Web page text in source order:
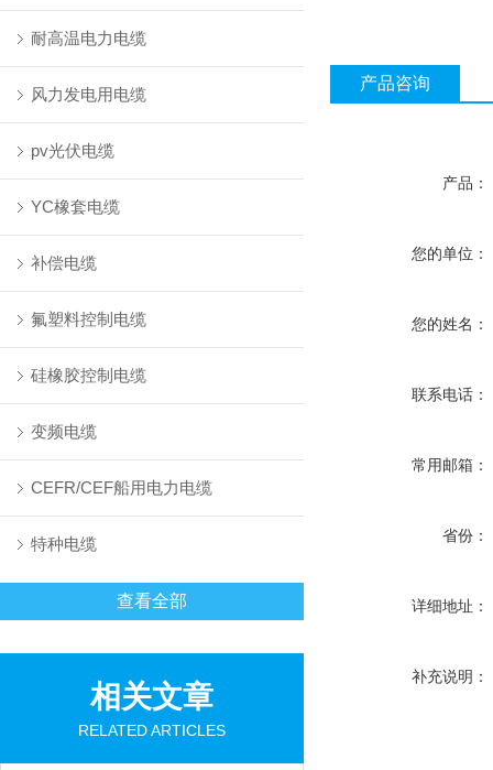
耐高温电力电缆
风力发电用电缆
pv光伏电缆
YC橡套电缆
补偿电缆
氟塑料控制电缆
硅橡胶控制电缆
变频电缆
CEFR/CEF船用电力电缆
特种电缆
查看全部
相关文章
RELATED ARTICLES
产品咨询
产品：
您的单位：
您的姓名：
联系电话：
常用邮箱：
省份：
详细地址：
补充说明：